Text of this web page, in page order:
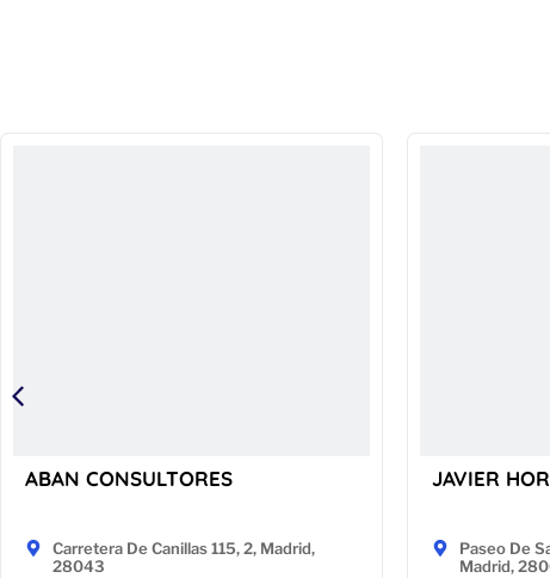
ABAN CONSULTORES
Carretera De Canillas 115, 2, Madrid,
28043
JAVIER
Paseo De
Madrid,